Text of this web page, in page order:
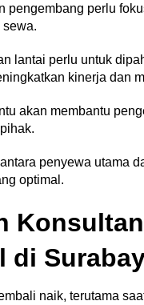
pengembang perlu
lantai perlu untuk
kinerja dan
akan membantu
penyewa utama
optimal.
di
naik, terutama